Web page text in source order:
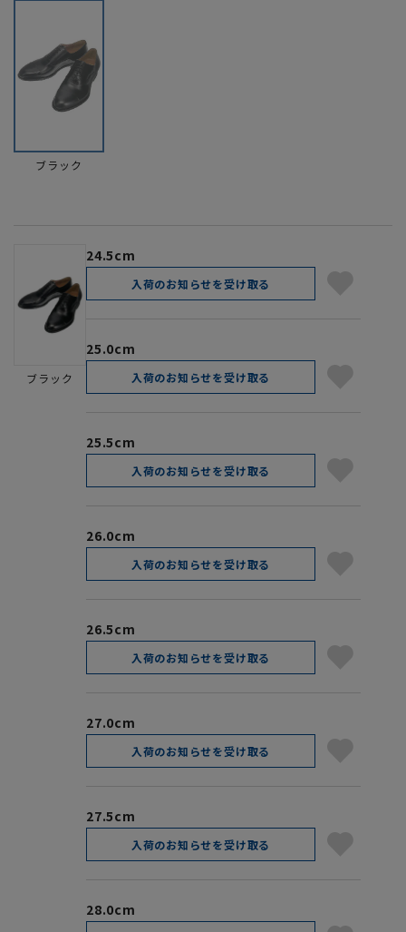
ブラック
ブラック
24.5cm
入荷のお知らせを受け取る
25.0cm
入荷のお知らせを受け取る
25.5cm
入荷のお知らせを受け取る
26.0cm
入荷のお知らせを受け取る
26.5cm
入荷のお知らせを受け取る
27.0cm
入荷のお知らせを受け取る
27.5cm
入荷のお知らせを受け取る
28.0cm